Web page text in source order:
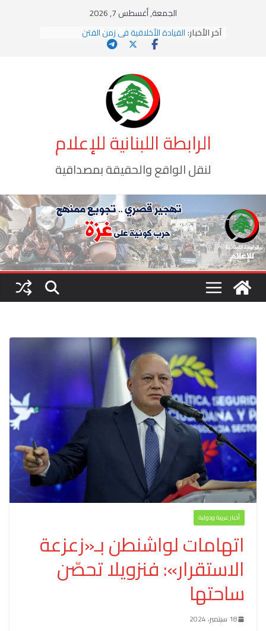
الجمعة, أغسطس 7, 2026
آخر الأخبار:القيادة الأخلاقية في زمن الفتن
الاستلاب الثقافي وتحديات الهوية الإسلامية
يومَ يَفيضُ العَرَقُ
الرابطة اللبنانية للإعلام
لنقل الواقع والحقيقة بمصداقية
أخبار عربية ودولية
اتهامات لواشنطن بـ«زعزعة
الاستقرار»: فنزويلا تحصّن
ساحتها
18 سبتمبر، 2024